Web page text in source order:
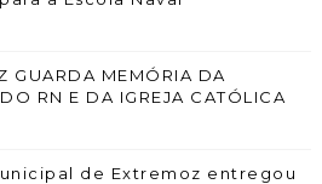
GUARDA MEMÓRIA DA
RN E DA IGREJA CATÓLICA
de Extremoz entregou